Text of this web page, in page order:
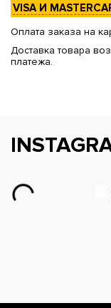
VISA И
Оплата заказа на
Доставка товара
платежа.